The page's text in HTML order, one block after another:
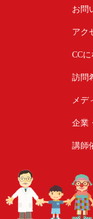
お問
アク
CC
訪問
メデ
企業
講師